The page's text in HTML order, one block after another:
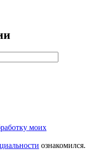
моих
ознакомился.